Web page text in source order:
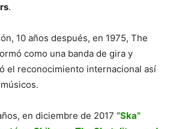
.
10 años después, en 1975, The
como una banda de gira y
el reconocimiento internacional así
en diciembre de 2017 “Ska”